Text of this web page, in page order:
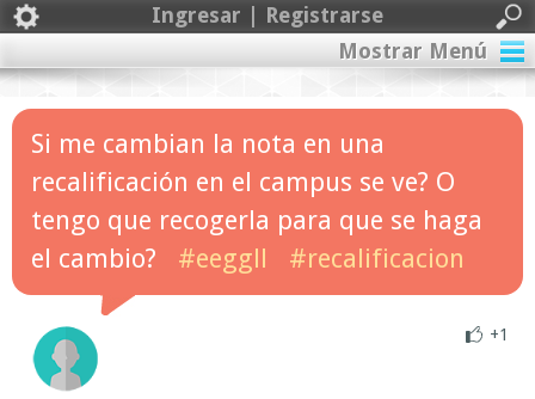
Ingresar | Registrarse
Mostrar Menú
Si me cambian la nota en una
recalificación en el campus se ve? O
tengo que recogerla para que se haga
el cambio?
#eeggll #recalificacion
+1